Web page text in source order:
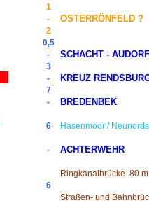
1
-
OSTERRÖNFELD ?
2
0,5
- SCHACHT - AUDORF
3
- KREUZ
7
- BREDENBEK
6 Hasenmoor /
- ACHTERWEHR
Ringkanalbrücke 80 m
6
Straßen- und